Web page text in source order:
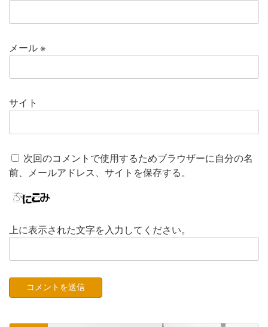
メール※
サイト
次回のコメントで使用するためブラウザーに自分の名
前、メールアドレス、サイトを保存する。
上に表示された文字を入力してください。